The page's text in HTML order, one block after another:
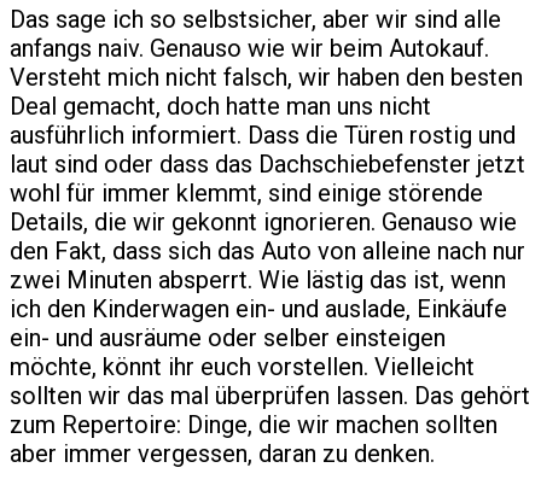
Das sage ich so selbstsicher, aber wir sind alle
anfangs naiv. Genauso wie wir beim Autokauf.
Versteht mich nicht falsch, wir haben den besten
Deal gemacht, doch hatte man uns nicht
ausführlich informiert. Dass die Türen rostig und
laut sind oder dass das Dachschiebefenster jetzt
wohl für immer klemmt, sind einige störende
Details, die wir gekonnt ignorieren. Genauso wie
den Fakt, dass sich das Auto von alleine nach nur
zwei Minuten absperrt. Wie lästig das ist, wenn
ich den Kinderwagen ein- und auslade, Einkäufe
ein- und ausräume oder selber einsteigen
möchte, könnt ihr euch vorstellen. Vielleicht
sollten wir das mal überprüfen lassen. Das gehört
zum Repertoire: Dinge, die wir machen sollten
aber immer vergessen, daran zu denken.